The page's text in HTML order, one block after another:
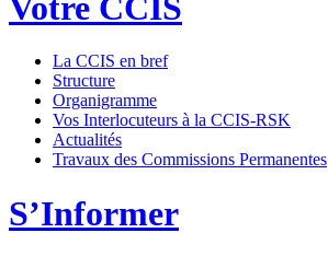
La CCIS en bref
Structure
Organigramme
Vos Interlocuteurs à la CCIS-RSK
Actualités
Travaux des Commissions Permanentes
S’Informer